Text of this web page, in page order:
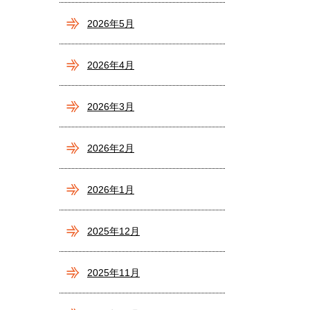
2026年5月
2026年4月
2026年3月
2026年2月
2026年1月
2025年12月
2025年11月